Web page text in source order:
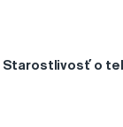
Starostlivosť o